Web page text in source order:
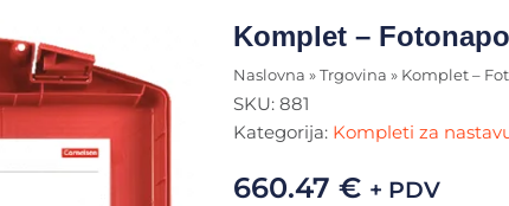
Komplet –
Naslovna » Trgovina » Komplet –
SKU: 881
Kategorija: Kompleti za
660.47 € + PDV